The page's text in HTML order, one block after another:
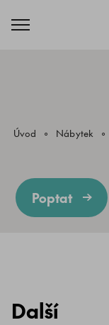
Úvod Nábytek
Poptat
Další